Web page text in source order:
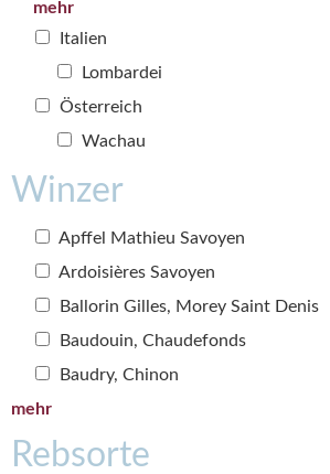
mehr
Italien
Lombardei
Österreich
Wachau
Winzer
Apffel Mathieu Savoyen
Ardoisières Savoyen
Ballorin Gilles, Morey Saint Denis
Baudouin, Chaudefonds
Baudry, Chinon
mehr
Rebsorte